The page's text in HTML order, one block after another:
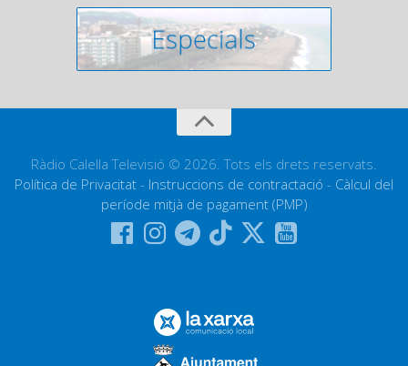
Ràdio Calella Televisió © 2026. Tots els drets reservats.
Política de Privacitat - Instruccions de contractació - Càlcul del
període mitjà de pagament (PMP)